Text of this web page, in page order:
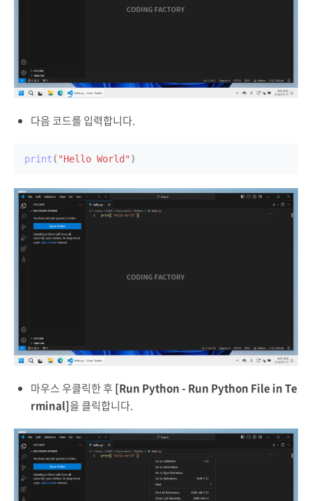
다음 코드를 입력합니다.
print( "Hello World" )
마우스 우클릭한 후 [Run Python - Run Python File in Te
rminal]을 클릭합니다.